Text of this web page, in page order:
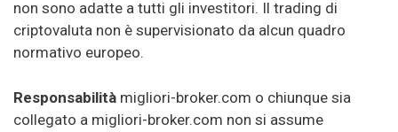
non sono adatte a tutti gli investitori. Il trading di
criptovaluta non è supervisionato da alcun quadro
normativo europeo.
Responsabilità migliori-broker.com o chiunque sia
collegato a migliori-broker.com non si assume